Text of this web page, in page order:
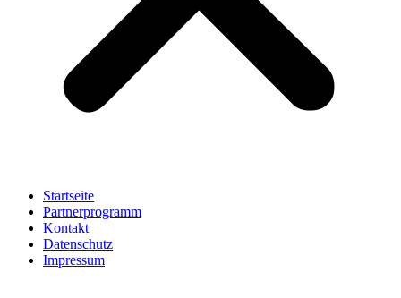
Startseite
Partnerprogramm
Kontakt
Datenschutz
Impressum